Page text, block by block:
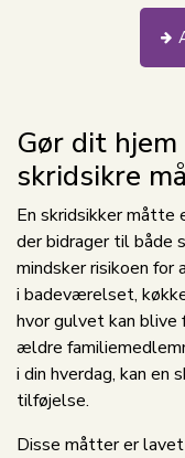
Gør dit
skridsikre
En skridsikker måtte
der bidrager til både
mindsker risikoen
i badeværelset,
hvor gulvet kan blive
ældre
i din hverdag, kan
tilføjelse.
Disse måtter er